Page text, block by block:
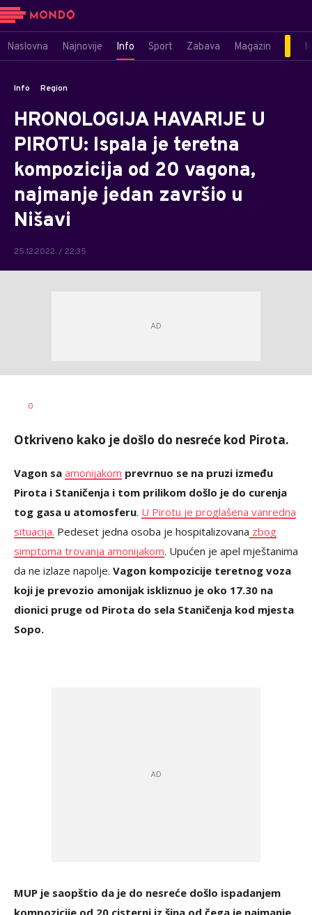
Naslovna Najnovije Info Sport Zabava Magazin
Info Region
HRONOLOGIJA HAVARIJE U
PIROTU: Ispala je teretna
kompozicija od 20 vagona,
najmanje jedan završio u
Nišavi
25.12.2022. / 22:35
AUTOR
0
Otkriveno kako je došlo do nesreće kod Pirota.
Vagon sa amonijakom prevrnuo se na pruzi između
Pirota i Staničenja i tom prilikom došlo je do curenja
tog gasa u atomosferu. U Pirotu je proglašena vanredna
situacija. Pedeset jedna osoba je hospitalizovana zbog
simptoma trovanja amonijakom. Upućen je apel mještanima
da ne izlaze napolje. Vagon kompozicije teretnog voza
koji je prevozio amonijak iskliznuo je oko 17.30 na
dionici pruge od Pirota do sela Staničenja kod mjesta
Sopo.
MUP je saopštio da je do nesreće došlo ispadanjem
kompozicije od 20 cisterni iz šina od čega je najmanje